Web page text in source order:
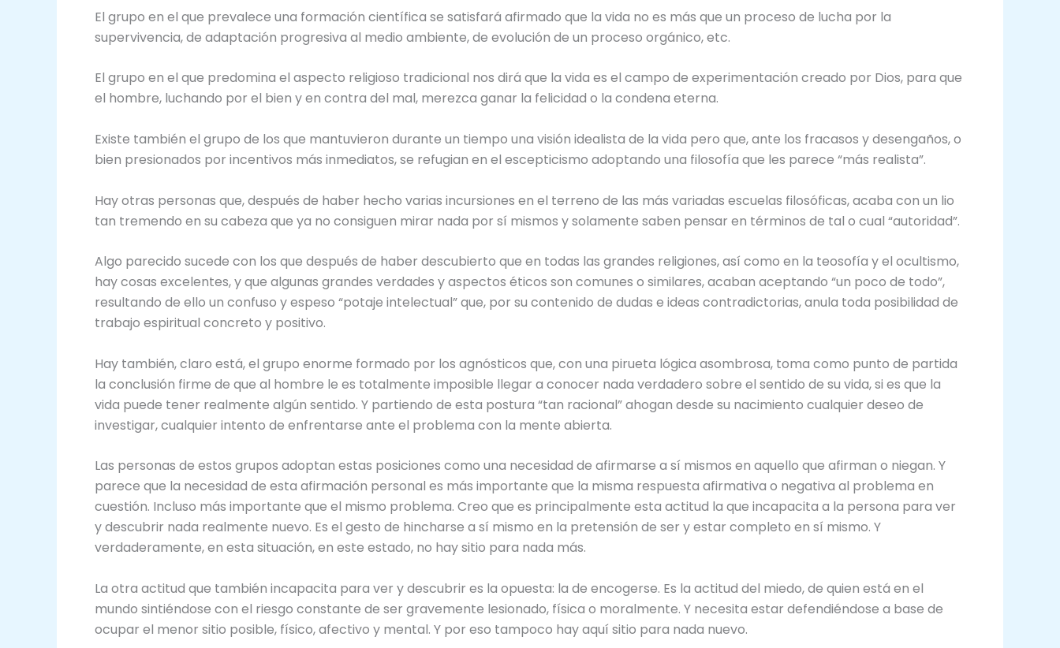
El grupo en el que prevalece una formación científica se satisfará afirmado que la vida no es más que un proceso de lucha por la
supervivencia, de adaptación progresiva al medio ambiente, de evolución de un proceso orgánico, etc.
El grupo en el que predomina el aspecto religioso tradicional nos dirá que la vida es el campo de experimentación creado por Dios, para que
el hombre, luchando por el bien y en contra del mal, merezca ganar la felicidad o la condena eterna.
Existe también el grupo de los que mantuvieron durante un tiempo una visión idealista de la vida pero que, ante los fracasos y desengaños, o
bien presionados por incentivos más inmediatos, se refugian en el escepticismo adoptando una filosofía que les parece “más realista”.
Hay otras personas que, después de haber hecho varias incursiones en el terreno de las más variadas escuelas filosóficas, acaba con un lio
tan tremendo en su cabeza que ya no consiguen mirar nada por sí mismos y solamente saben pensar en términos de tal o cual “autoridad”.
Algo parecido sucede con los que después de haber descubierto que en todas las grandes religiones, así como en la teosofía y el ocultismo,
hay cosas excelentes, y que algunas grandes verdades y aspectos éticos son comunes o similares, acaban aceptando “un poco de todo”,
resultando de ello un confuso y espeso “potaje intelectual” que, por su contenido de dudas e ideas contradictorias, anula toda posibilidad de
trabajo espiritual concreto y positivo.
Hay también, claro está, el grupo enorme formado por los agnósticos que, con una pirueta lógica asombrosa, toma como punto de partida
la conclusión firme de que al hombre le es totalmente imposible llegar a conocer nada verdadero sobre el sentido de su vida, si es que la
vida puede tener realmente algún sentido. Y partiendo de esta postura “tan racional” ahogan desde su nacimiento cualquier deseo de
investigar, cualquier intento de enfrentarse ante el problema con la mente abierta.
Las personas de estos grupos adoptan estas posiciones como una necesidad de afirmarse a sí mismos en aquello que afirman o niegan. Y
parece que la necesidad de esta afirmación personal es más importante que la misma respuesta afirmativa o negativa al problema en
cuestión. Incluso más importante que el mismo problema. Creo que es principalmente esta actitud la que incapacita a la persona para ver
y descubrir nada realmente nuevo. Es el gesto de hincharse a sí mismo en la pretensión de ser y estar completo en sí mismo. Y
verdaderamente, en esta situación, en este estado, no hay sitio para nada más.
La otra actitud que también incapacita para ver y descubrir es la opuesta: la de encogerse. Es la actitud del miedo, de quien está en el
mundo sintiéndose con el riesgo constante de ser gravemente lesionado, física o moralmente. Y necesita estar defendiéndose a base de
ocupar el menor sitio posible, físico, afectivo y mental. Y por eso tampoco hay aquí sitio para nada nuevo.